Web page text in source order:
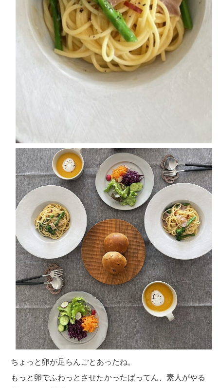
ちょっと卵が足らんごとあったね。
もっと卵でふわっとさせたかったばってん、素人がやる